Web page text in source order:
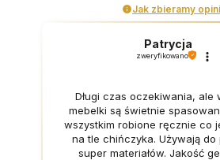
Jak zbieramy
Patrycja
zweryfikowano
Długi czas oczekiwania, ale
mebelki są świetnie
wszystkim robione ręcznie co
na tle chińczyka. Używają do
super materiałów. Jakość